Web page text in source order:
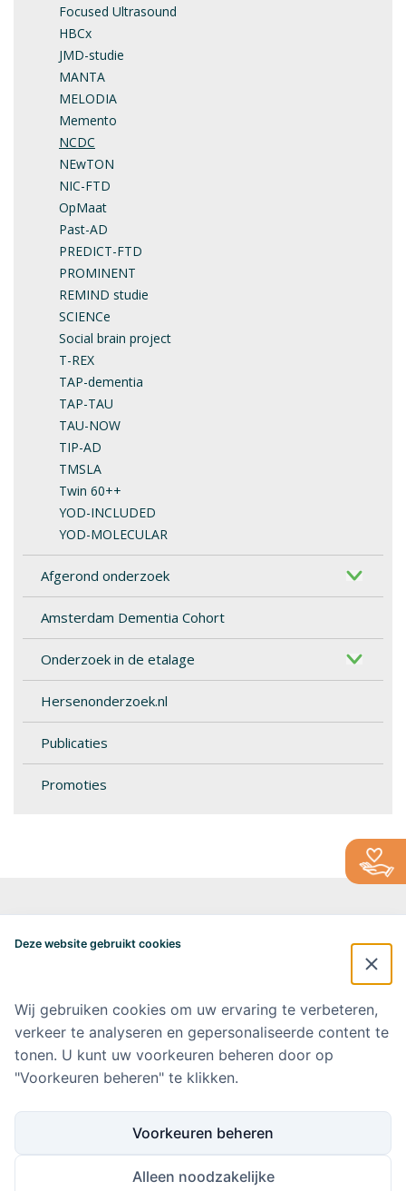
Focused Ultrasound
HBCx
JMD-studie
MANTA
MELODIA
Memento
NCDC
NEwTON
NIC-FTD
OpMaat
Past-AD
PREDICT-FTD
PROMINENT
REMIND studie
SCIENCe
Social brain project
T-REX
TAP-dementia
TAP-TAU
TAU-NOW
TIP-AD
TMSLA
Twin 60++
YOD-INCLUDED
YOD-MOLECULAR
Afgerond onderzoek
Amsterdam Dementia Cohort
Onderzoek in de etalage
Hersenonderzoek.nl
Publicaties
Promoties
Postbus 7057
alzheimercentrum@amsterdamumc.nl
Doneer via: NL 42 INGB 0006 9052 76 Ten name van: Stichting Steun
Alzheimercentrum Amsterdam
Amsterdam UMC
Deze website gebruikt cookies
Wij gebruiken cookies om uw ervaring te verbeteren,
verkeer te analyseren en gepersonaliseerde content te
tonen. U kunt uw voorkeuren beheren door op
"Voorkeuren beheren" te klikken.
Voorkeuren beheren
Alleen noodzakelijke